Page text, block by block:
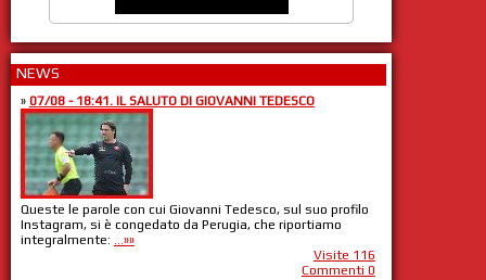
NEWS
» 07/08 - 18:41. IL SALUTO DI GIOVANNI TEDESCO
Queste le parole con cui Giovanni Tedesco, sul suo profilo
Instagram, si è congedato da Perugia, che riportiamo
integralmente: ...»»
Visite 116
Commenti 0